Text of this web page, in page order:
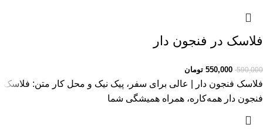
فلاسک در فنجون دار
590,000
550,000 تومان
فلاسک فنجون دار | عالی برای سفر، پیک نیک و محل کار متن: فلاسک
فنجون دار همه‌کاره، همراه همیشگی شما